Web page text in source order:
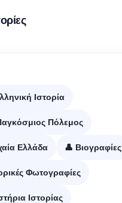
Ιστορία
Πόλεμος
Ελλάδα 👤 Βιογραφίες
Φωτογραφίες
Ιστορίας